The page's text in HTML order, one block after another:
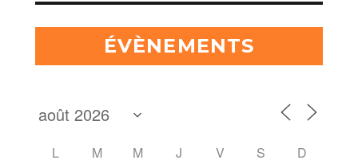
ÉVÈNEMENTS
L M M J V S
D